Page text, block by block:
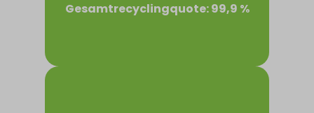
Gesamtrecyclingquote: 99,9 %